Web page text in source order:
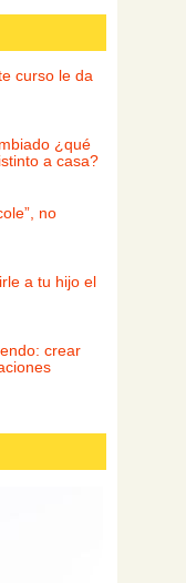
curso le da
¿qué
a casa?
no
a tu hijo el
crear